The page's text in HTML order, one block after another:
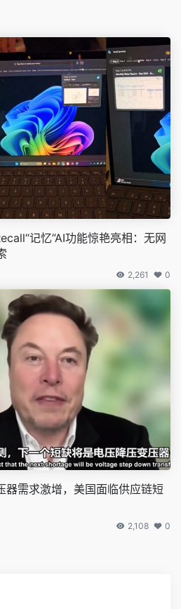
记忆”AI功能惊艳亮相：无网
2,261 0
器需求激增，美国面临供应链短
2,108 0